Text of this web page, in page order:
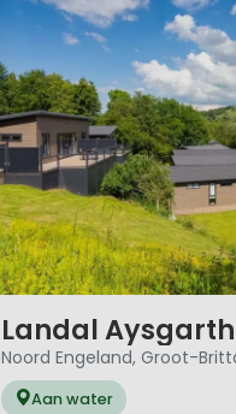
Landal Aysgarth
Noord Engeland, Groot-
Aan water